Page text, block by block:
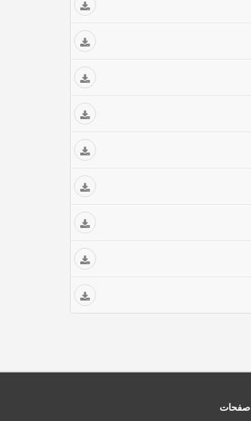
صفحات